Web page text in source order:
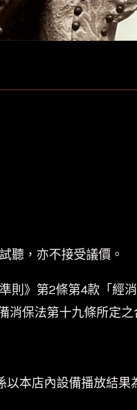
聽，亦不接受議價。
則》第2條第4款「經
保法第十九條所定
本店內設備播放結果